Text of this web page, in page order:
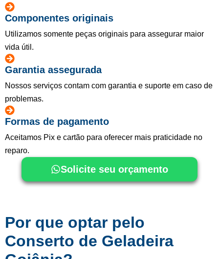
Componentes originais
Utilizamos somente peças originais para assegurar maior
vida útil.
Garantia assegurada
Nossos serviços contam com garantia e suporte em caso de
problemas.
Formas de pagamento
Aceitamos Pix e cartão para oferecer mais praticidade no
reparo.
Solicite seu orçamento
Por que optar pelo
Conserto de Geladeira